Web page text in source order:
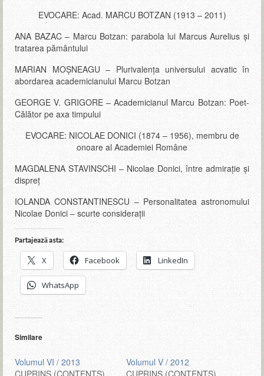
EVOCARE: Acad. MARCU BOTZAN (1913 – 2011)
ANA BAZAC – Marcu Botzan: parabola lui Marcus Aurelius şi
tratarea pământului
MARIAN MOŞNEAGU – Plurivalenţa universului acvatic în
abordarea academicianului Marcu Botzan
GEORGE V. GRIGORE – Academicianul Marcu Botzan: Poet-
Călător pe axa timpului
EVOCARE: NICOLAE DONICI (1874 – 1956), membru de
onoare al Academiei Române
MAGDALENA STAVINSCHI – Nicolae Donici, între admiraţie şi
dispreţ
IOLANDA CONSTANTINESCU – Personalitatea astronomului
Nicolae Donici – scurte considerații
Partajează asta:
X Facebook LinkedIn
WhatsApp
Similare
Volumul VI / 2013
CUPRINS (CONTENTS)
Volumul V / 2012
CUPRINS (CONTENTS)